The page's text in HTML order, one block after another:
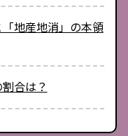
地産地消」の本領
合は？